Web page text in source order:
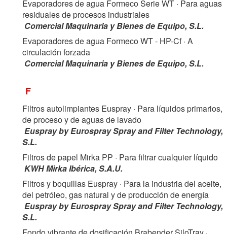
Evaporadores de agua Formeco Serie WT · Para aguas
residuales de procesos industriales
Comercial Maquinaria y Bienes de Equipo, S.L.
Evaporadores de agua Formeco WT - HP-Cf· A
circulación forzada
Comercial Maquinaria y Bienes de Equipo, S.L.
F
Filtros autolimpiantes Euspray · Para líquidos primarios,
de proceso y de aguas de lavado
Euspray by Eurospray Spray and Filter Technology,
S.L.
Filtros de papel Mirka PP · Para filtrar cualquier líquido
KWH Mirka Ibérica, S.A.U.
Filtros y boquillas Euspray · Para la industria del aceite,
del petróleo, gas natural y de producción de energía
Euspray by Eurospray Spray and Filter Technology,
S.L.